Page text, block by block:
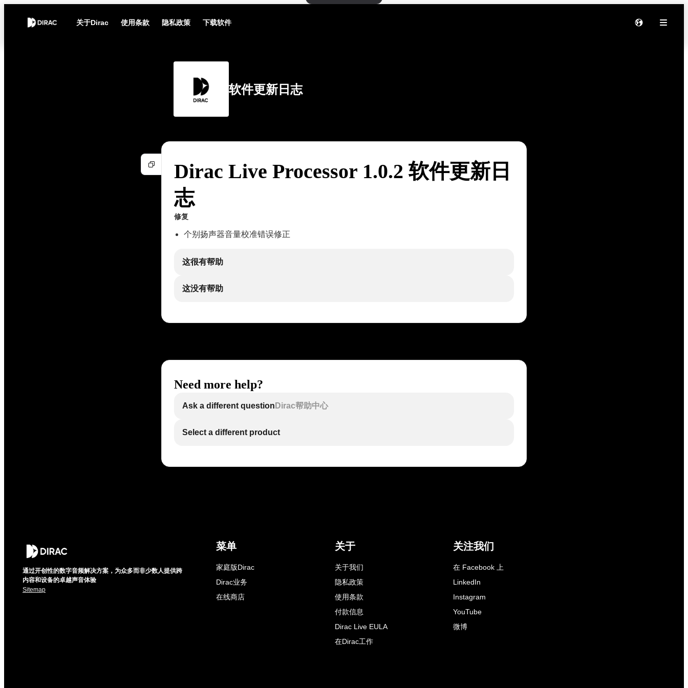
关于Dirac 使用条款 隐私政策 下载软件
软件更新日志
Dirac Live Processor 1.0.2 软件更新日
志
修复
个别扬声器音量校准错误修正
这很有帮助
这没有帮助
Need more help?
Ask a different question Dirac帮助中心
Select a different product
通过开创性的数字音频解决方案，为众多而非少数人提供跨
内容和设备的卓越声音体验
Sitemap
菜单
家庭版Dirac
Dirac业务
在线商店
关于
关于我们
隐私政策
使用条款
付款信息
Dirac Live EULA
在Dirac工作
关注我们
在 Facebook 上
LinkedIn
Instagram
YouTube
微博